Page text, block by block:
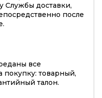
Службы доставки,
после
все
товарный,
талон.